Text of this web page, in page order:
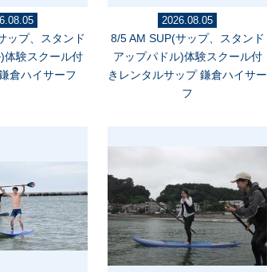
ップ、スタンド
体験スクール付
倉ハイサーフ
2026.08.05
8/5 AM SUP(サップ、スタンド
アップパドル)体験スクール付
きレンタルサップ 鎌倉ハイサー
フ